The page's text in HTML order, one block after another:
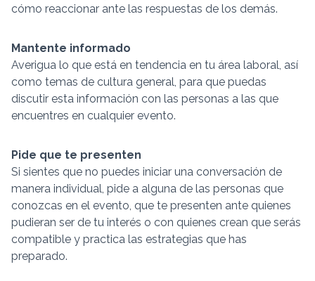
cómo reaccionar ante las respuestas de los demás.
Mantente informado
Averigua lo que está en tendencia en tu área laboral, así
como temas de cultura general, para que puedas
discutir esta información con las personas a las que
encuentres en cualquier evento.
Pide que te presenten
Si sientes que no puedes iniciar una conversación de
manera individual, pide a alguna de las personas que
conozcas en el evento, que te presenten ante quienes
pudieran ser de tu interés o con quienes crean que serás
compatible y practica las estrategias que has
preparado.